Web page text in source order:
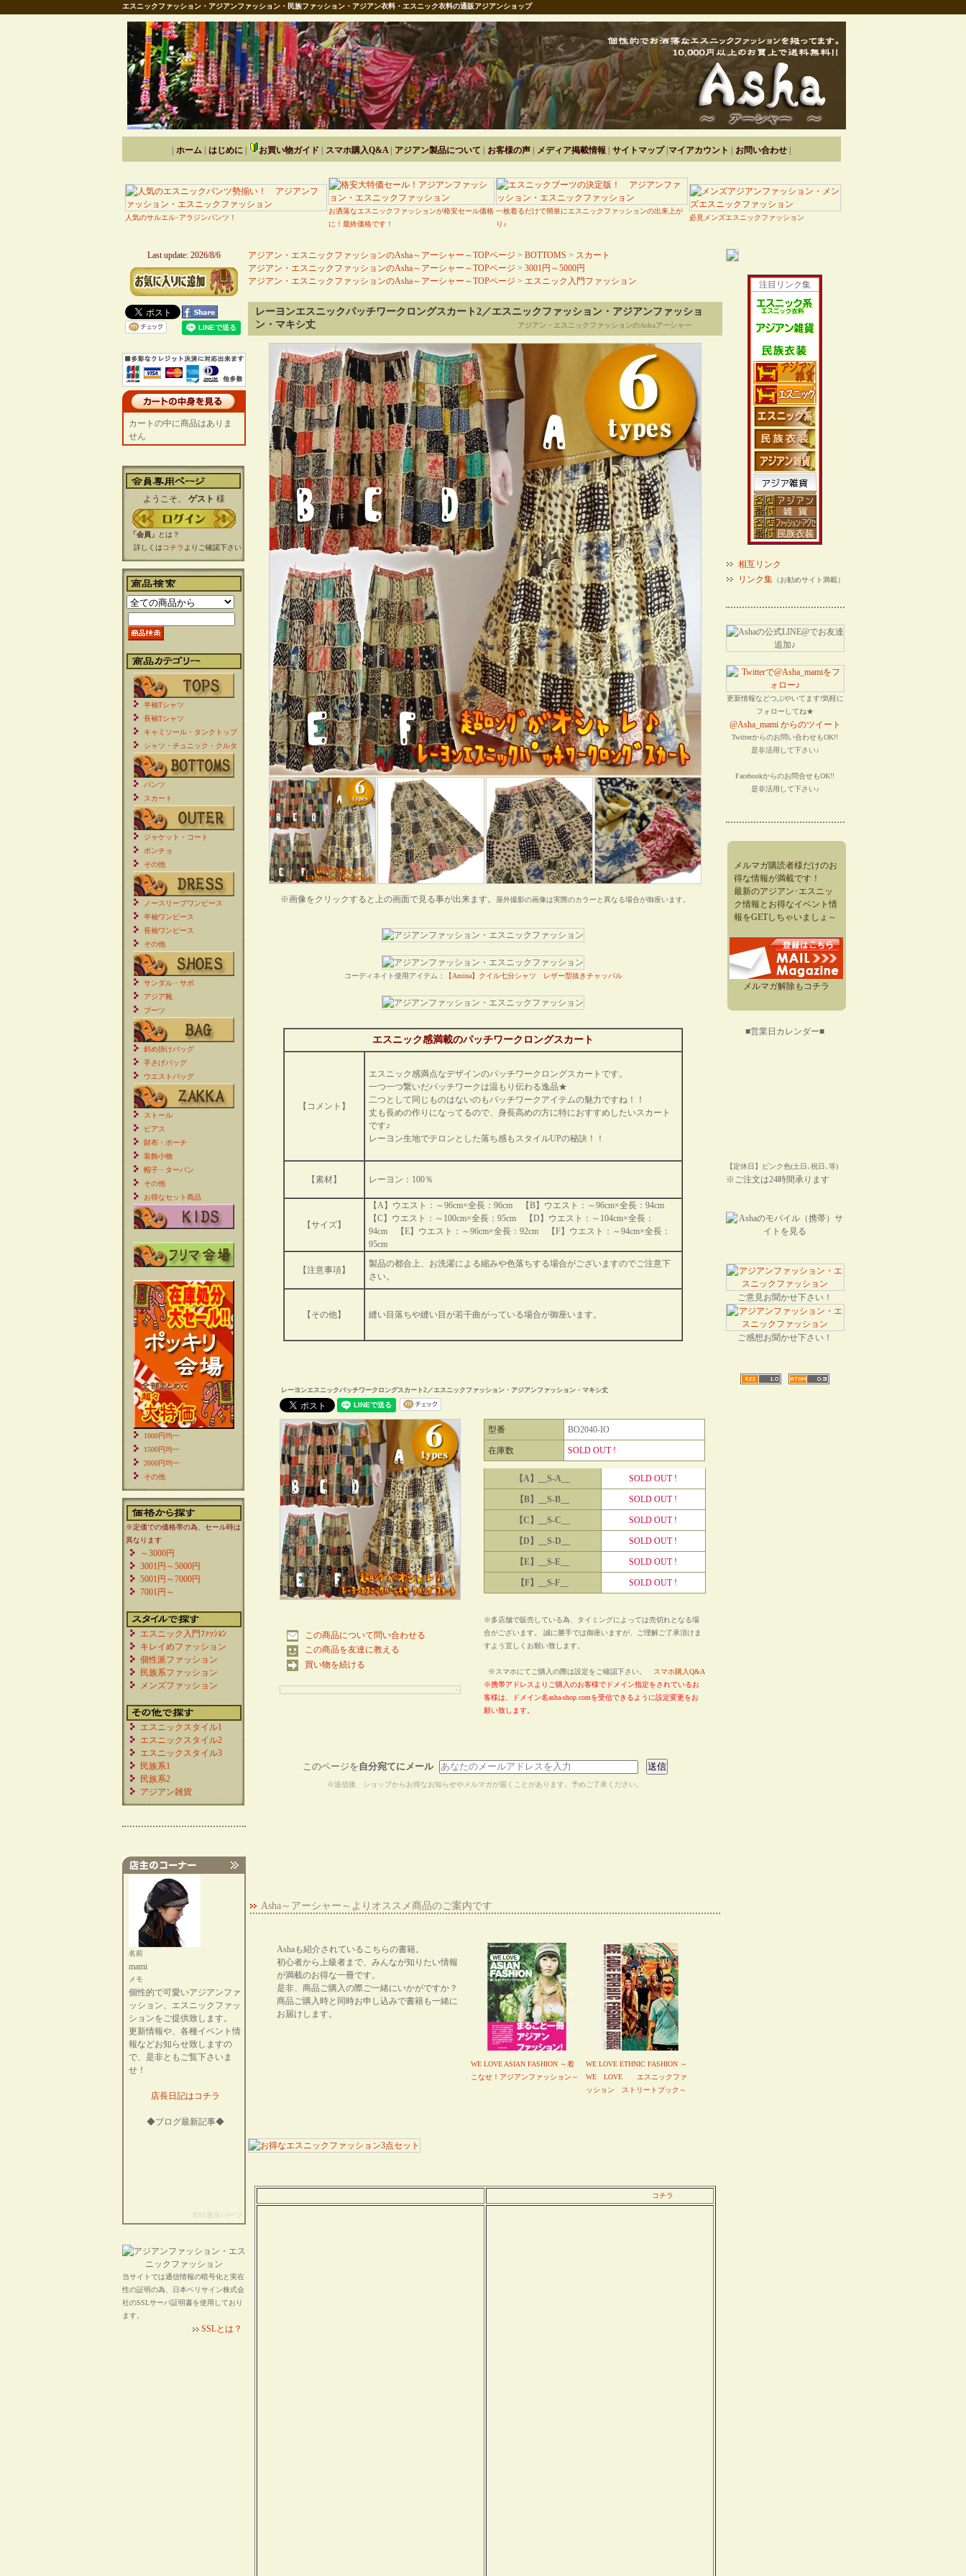
エスニックファッション・アジアンファッション・民族ファッション・アジアン衣料・エスニック衣料の通販アジアンショップ
ホーム| はじめに| お買い物ガイド スマホ購入Q&A| アジアン製品について お客様の声| メディア掲載情報 サイトマップ| マイアカウント お問い合わせ|
人気のサルエル･アラジンパンツ！
お洒落なエスニックファッションが格安セール価格
に！最終価格です！
一枚着るだけで簡単にエスニックファッションの出来上が
り♪
必見メンズエスニックファッション
アジアン・エスニックファッションのAsha～アーシャー～TOPページ > BOTTOMS > スカート
アジアン・エスニックファッションのAsha～アーシャー～TOPページ > 3001円～5000円
アジアン・エスニックファッションのAsha～アーシャー～TOPページ > エスニック入門ファッション
レーヨンエスニックパッチワークロングスカート2／エスニックファッション・アジアンファッショ
ン・マキシ丈
アジアン・エスニックファッションのAshaアーシャー
※画像をクリックすると上の画面で見る事が出来ます。 屋外撮影の画像は実際のカラーと異なる場合が御座います。
コーディネイト使用アイテム： 【Amina】クイル七分シャツ レザー型抜きチャッパル
エスニック感満載のパッチワークロングスカート
【コメント】
エスニック感満点なデザインのパッチワークロングスカートです。
一つ一つ繋いだパッチワークは温もり伝わる逸品★
二つとして同じものはないのもパッチワークアイテムの魅力ですね！！
丈も長めの作りになってるので、身長高めの方に特におすすめしたいスカート
です♪
レーヨン生地でテロンとした落ち感もスタイルUPの秘訣！！
【素材】 レーヨン：100％
【サイズ】
【A】ウエスト：～96cm×全長：96cm 【B】ウエスト：～96cm×全長：94cm
【C】ウエスト：～100cm×全長：95cm 【D】ウエスト：～104cm×全長：
94cm 【E】ウエスト：～96cm×全長：92cm 【F】ウエスト：～94cm×全長：
95cm
【注意事項】
製品の都合上、お洗濯による縮みや色落ちする場合がございますのでご注意下
さい。
【その他】 縫い目落ちや縫い目が若干曲がっている場合が御座います。
レーヨンエスニックパッチワークロングスカート2／エスニックファッション・アジアンファッション・マキシ丈
この商品について問い合わせる
この商品を友達に教える
買い物を続ける
型番 BO2040-IO
在庫数 SOLD OUT !
【A】__S-A__ SOLD OUT !
【B】__S-B__ SOLD OUT !
【C】__S-C__ SOLD OUT !
【D】__S-D__ SOLD OUT !
【E】__S-E__ SOLD OUT !
【F】__S-F__ SOLD OUT !
※多店舗で販売している為、タイミングによっては売切れとなる場
合がございます。 誠に勝手では御座いますが、ご理解ご了承頂けま
すよう宜しくお願い致します。
※スマホにてご購入の際は設定をご確認下さい。
スマホ購入Q&A
※携帯アドレスよりご購入のお客様でドメイン指定をされているお
客様は、ドメイン名asha-shop.comを受信できるように設定変更をお
願い致します。
このページを自分宛てにメール
※送信後、ショップからお得なお知らせやメルマガが届くことがあります。予めご了承ください。
Asha～アーシャー～よりオススメ商品のご案内です
Ashaも紹介されているこちらの書籍。
初心者から上級者まで、みんなが知りたい情報
が満載のお得な一冊です。
是非、商品ご購入の際ご一緒にいかがですか？
商品ご購入時と同時お申し込みで書籍も一緒に
お届けします。
WE LOVE ASIAN FASHION ～着
こなせ！アジアンファッション～
WE LOVE ETHNIC FASHION ～
WE LOVE エスニックファ
ッション ストリートブック～
コチラ
Last update: 2026/8/6
カートの中に商品はありま
せん
ようこそ、 ゲスト 様
「会員」
とは？
詳しくはコチラ よりご確認下さい
半袖Tシャツ
長袖Tシャツ
キャミソール・タンクトップ
シャツ・チュニック・クルタ
パンツ
スカート
ジャケット・コート
ポンチョ
その他
ノースリーブワンピース
半袖ワンピース
長袖ワンピース
その他
サンダル・サボ
アジア靴
ブーツ
斜め掛けバッグ
手さげバッグ
ウエストバッグ
ストール
ピアス
財布・ポーチ
装飾小物
帽子・ターバン
その他
お得なセット商品
1000円均一
1500円均一
2000円均一
その他
※定価での価格帯の為、セール時は
異なります
～3000円
3001円～5000円
5001円～7000円
7001円～
エスニック入門ﾌｧｯｼｮﾝ
キレイめファッション
個性派ファッション
民族系ファッション
メンズファッション
エスニックスタイル1
エスニックスタイル2
エスニックスタイル3
民族系1
民族系2
アジアン雑貨
名前
mami
メモ
個性的で可愛いアジアンファ
ッション、エスニックファッ
ションをご提供致します。
更新情報や、各種イベント情
報などお知らせ致しますの
で、是非ともご覧下さいま
せ！
店長日記はコチラ
◆ブログ最新記事◆
RSS表示パーツ
当サイトでは通信情報の暗号化と実在
性の証明の為、日本ベリサイン株式会
社のSSLサーバ証明書を使用しており
ます。
SSLとは？
注目リンク集
相互リンク
リンク集（お勧めサイト満載）
更新情報などつぶやいてます!気軽に
フォローしてね★
@Asha_mami からのツイート
Twitterからのお問い合わせもOK!!
是非活用して下さい♪
Facebookからのお問合せもOK!!
是非活用して下さい♪
メルマガ購読者様だけのお
得な情報が満載です！
最新のアジアン･エスニッ
ク情報とお得なイベント情
報をGETしちゃいましょ～
メルマガ解除もコチラ
■営業日カレンダー■
【定休日】ピンク色(土日､祝日､等)
※ご注文は24時間承ります
ご意見お聞かせ下さい！
ご感想お聞かせ下さい！